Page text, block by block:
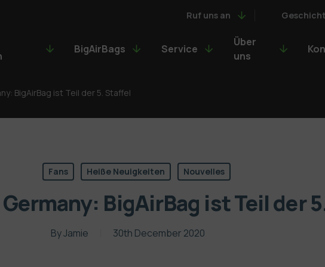
Ruf uns an
BigAirBags Service
Über
uns
BigAirBag ist Teil der 5. Staffel
Fans Heiße Neuigkeiten Nouvelles
BigAirBag ist Teil der
ByJamie 30th December 2020